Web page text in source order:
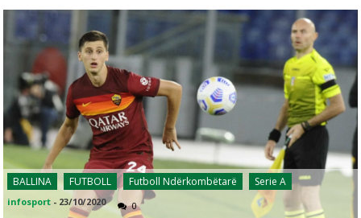
BALLINA FUTBOLL Futboll Ndërkombëtarë Serie A
infosport - 23/10/2020 0